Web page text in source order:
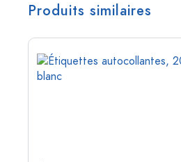
Produits similaires